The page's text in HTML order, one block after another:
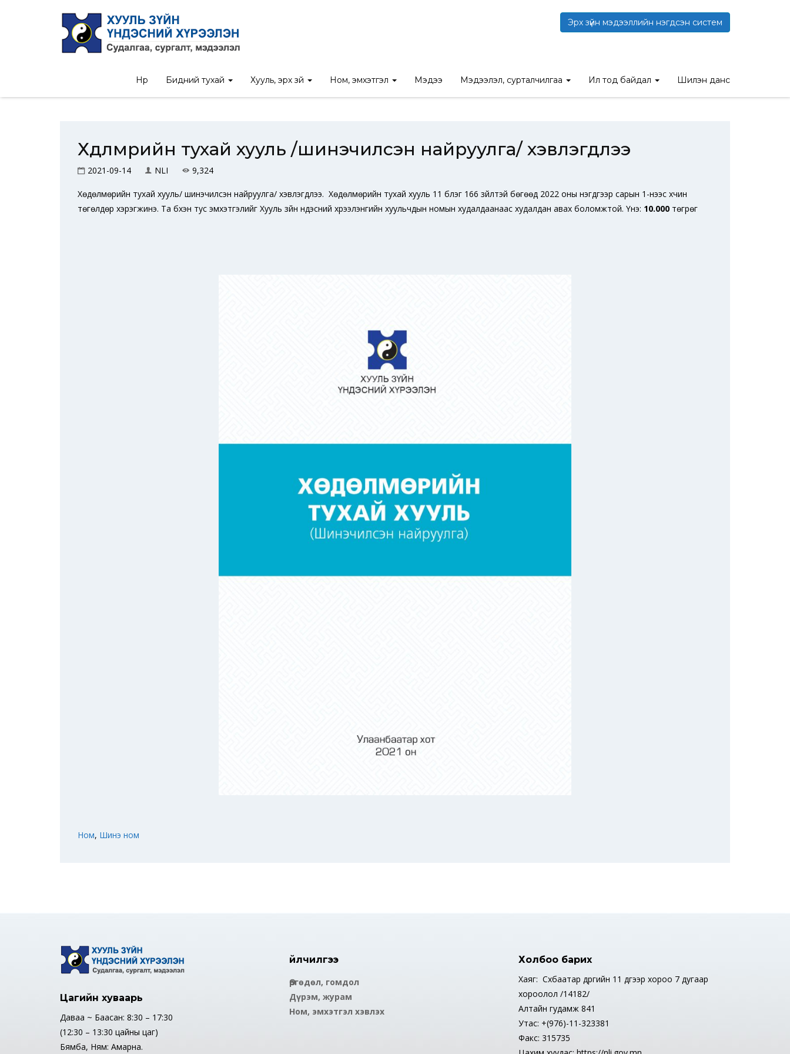
Эрх зүйн мэдээллийн нэгдсэн систем
Нүүр Бидний тухай Хууль, эрх зүй Ном, эмхэтгэл Мэдээ Мэдээлэл, сурталчилгаа Ил тод байдал Шилэн данс
Нүүр / Ном / Хөдөлмөрийн тухай хууль /шинэчилсэн найруулга/ хэвлэгдлээ
Хөдөлмөрийн тухай хууль /шинэчилсэн найруулга/ хэвлэгдлээ
2021-09-14 NLI 9,324
Хөдөлмөрийн тухай хууль/ шинэчилсэн найруулга/ хэвлэгдлээ. Хөдөлмөрийн тухай хууль 11 бүлэг 166 зүйлтэй бөгөөд 2022 оны нэгдүгээр сарын 1-нээс хүчин
төгөлдөр хэрэгжинэ. Та бүхэн тус эмхэтгэлийг Хууль зүйн үндэсний хүрээлэнгийн хуульчдын номын худалдаанаас худалдан авах боломжтой. Үнэ: 10.000 төгрөг
Ном, Шинэ ном
Цагийн хуваарь
Даваа ~ Баасан: 8:30 – 17:30
(12:30 – 13:30 цайны цаг)
Бямба, Ням: Амарна.
Үйлчилгээ
Өргөдөл, гомдол
Дүрэм, журам
Ном, эмхэтгэл хэвлэх
Холбоо барих
Хаяг: Сүхбаатар дүүргийн 11 дүгээр хороо 7 дугаар
хороолол /14182/
Алтайн гудамж 841
Утас: +(976)-11-323381
Факс: 315735